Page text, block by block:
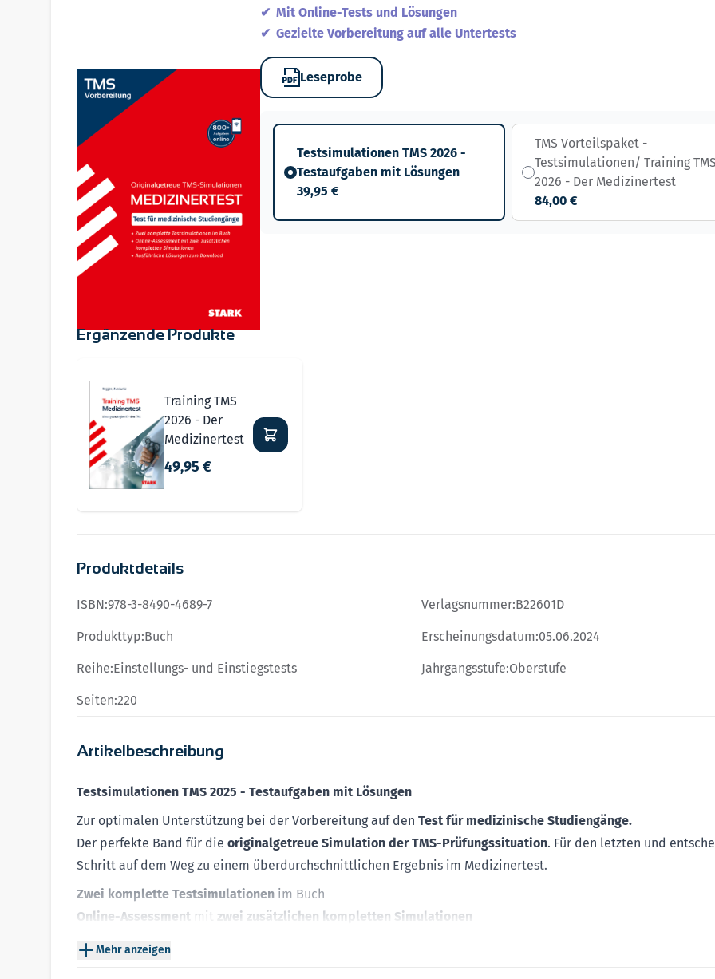
Mit Online-Tests und Lösungen
Gezielte Vorbereitung auf alle Untertests
Leseprobe
Testsimulationen TMS 2026 -
Testaufgaben mit Lösungen
39,95 €
TMS Vorteilspaket -
Testsimulationen/ Training TMS
2026 - Der Medizinertest
84,00 €
Ergänzende Produkte
Training TMS
2026 - Der
Medizinertest
49,95 €
Artikelbeschreibung
Testsimulationen TMS 2025 - Testaufgaben mit Lösungen
Zur optimalen Unterstützung bei der Vorbereitung auf den Test für medizinische Studiengänge.
Der perfekte Band für die originalgetreue Simulation der TMS-Prüfungssituation. Für den letzten und
Schritt auf dem Weg zu einem überdurchschnittlichen Ergebnis im Medizinertest.
Zwei komplette Testsimulationen im Buch
Online-Assessment mit zwei zusätzlichen kompletten Simulationen
Überprüfung des Kenntnisstandes
Mehr anzeigen
Produktdetails
ISBN:978-3-8490-4689-7 Verlagsnummer:B22601D
Produkttyp:Buch Erscheinungsdatum:05.06.2024
Reihe:Einstellungs- und Einstiegstests Jahrgangsstufe:Oberstufe
Seiten:220